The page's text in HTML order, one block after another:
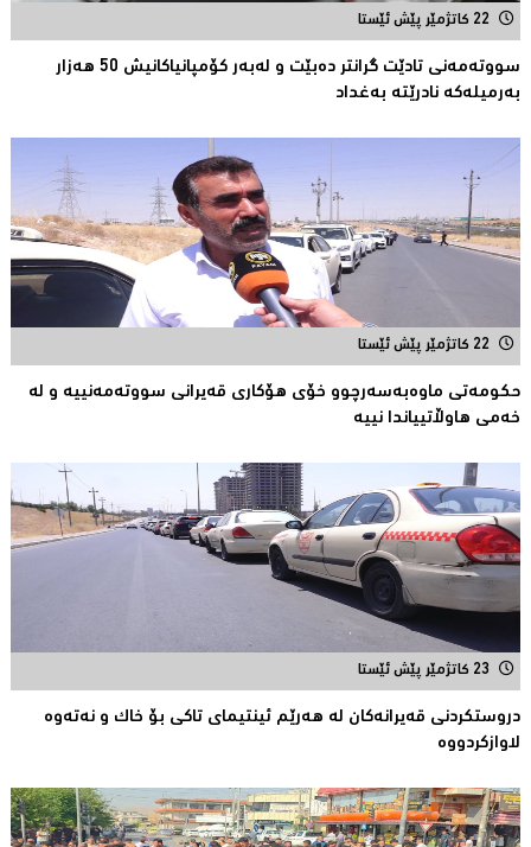
22 کاتژمێر پێش ئێستا
سووتەمەنى تادێت گرانتر دەبێت و لەبەر كۆمپانیاكانیش 50 هەزار
بەرمیلەکە نادرێتە بەغداد
22 کاتژمێر پێش ئێستا
حكومەتی ماوەبەسەرچوو خۆی هۆكاری قەیرانی سووتەمەنییە و لە
خەمى هاوڵاتییاندا نییە
23 کاتژمێر پێش ئێستا
دروستكردنی قەیرانەكان لە هەرێم ئینتیمای تاكى بۆ خاك و نەتەوە
لاوازکردووە